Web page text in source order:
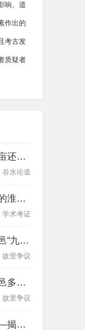
响、道
作出的
考古发
质疑者
天静宫的庙产地是三千亩还是三十亩?
谷水论道
陈桥驿《水经注》记载的淮河：兼议谷水就是武家河
学术考证
《周口晚报》记载的鹿邑“九龙井”遗址
故里争议
为争老子故里名头，鹿邑多年投入究竟花了多少财力？
故里争议
《考古周口》第五期——揭秘张氏起源